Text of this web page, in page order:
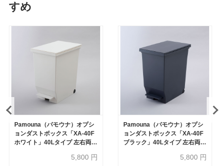
すめ
Pamouna（パモウナ）オプシ
ョンダストボックス「XA-40F
ホワイト」40Lタイプ 左右両開
5,800 円
Pamouna（パモウナ）オプシ
ョンダストボックス「XA-40F
ブラック」40Lタイプ 左右両開
5,800 円